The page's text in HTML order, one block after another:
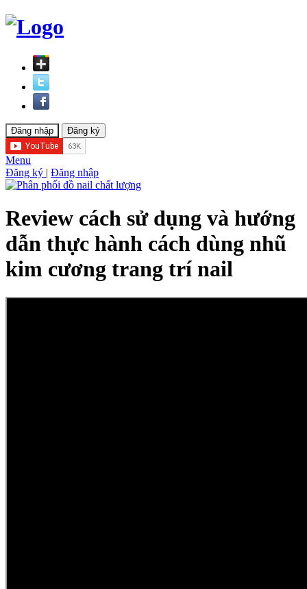
Menu
Đăng ký | Đăng nhập
Review cách sử dụng và hướng
dẫn thực hành cách dùng nhũ
kim cương trang trí nail